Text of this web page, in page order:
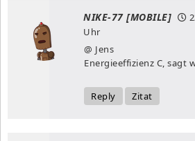
NIKE-77 [MOBILE]
Uhr
@ Jens
Energieeffizienz C, sagt
Reply Zitat